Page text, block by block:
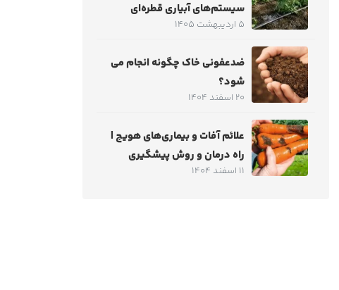
سیستم‌های آبیاری قطره‌ای
5 اردیبهشت 1405
ضدعفونی خاک چگونه انجام می
شود؟
20 اسفند 1404
علائم آفات و بیماری‌های هویج |
راه درمان و روش پیشگیری
11 اسفند 1404